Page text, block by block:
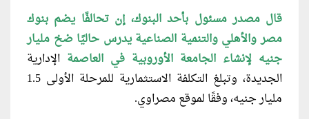
قال مصدر مسئول بأحد البنوك، إن تحالفًا يضم بنوك
مصر والأهلي والتنمية الصناعية يدرس حاليًا ضخ مليار
جنيه لإنشاء الجامعة الأوروبية في العاصمة الإدارية
الجديدة، وتبلغ التكلفة الاستثمارية للمرحلة الأولى 1.5
مليار جنيه، وفقًا لموقع مصراوي.